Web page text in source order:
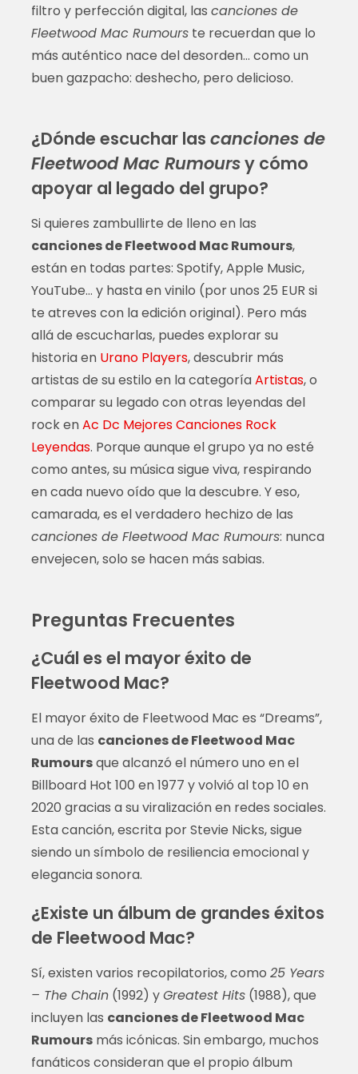
filtro y perfección digital, las canciones de
Fleetwood Mac Rumourste recuerdan que lo
más auténtico nace del desorden… como un
buen gazpacho: deshecho, pero delicioso.
¿Dónde escuchar las canciones de
Fleetwood Mac Rumoursy cómo
apoyar al legado del grupo?
Si quieres zambullirte de lleno en las
canciones de Fleetwood Mac Rumours,
están en todas partes: Spotify, Apple Music,
YouTube… y hasta en vinilo (por unos 25 EUR si
te atreves con la edición original). Pero más
allá de escucharlas, puedes explorar su
historia en Urano Players, descubrir más
artistas de su estilo en la categoríaArtistas, o
comparar su legado con otras leyendas del
rock enAc Dc Mejores Canciones Rock
Leyendas. Porque aunque el grupo ya no esté
como antes, su música sigue viva, respirando
en cada nuevo oído que la descubre. Y eso,
camarada, es el verdadero hechizo de las
canciones de Fleetwood Mac Rumours: nunca
envejecen, solo se hacen más sabias.
Preguntas Frecuentes
¿Cuál es el mayor éxito de
Fleetwood Mac?
El mayor éxito de Fleetwood Mac es “Dreams”,
una de las canciones de Fleetwood Mac
Rumoursque alcanzó el número uno en el
Billboard Hot 100 en 1977 y volvió al top 10 en
2020 gracias a su viralización en redes sociales.
Esta canción, escrita por Stevie Nicks, sigue
siendo un símbolo de resiliencia emocional y
elegancia sonora.
¿Existe un álbum de grandes éxitos
de Fleetwood Mac?
Sí, existen varios recopilatorios, como 25 Years
– The Chain(1992) yGreatest Hits(1988), que
incluyen las canciones de Fleetwood Mac
Rumoursmás icónicas. Sin embargo, muchos
fanáticos consideran que el propio álbum